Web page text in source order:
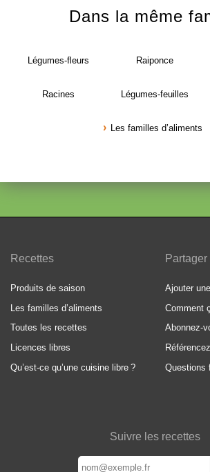
Dans la même
Légumes-fleurs Raiponce
Racines Légumes-feuilles
Les familles d’aliments
Recettes
Produits de saison
Les familles d’aliments
Toutes les recettes
Licences libres
Qu’est-ce qu’une cuisine libre ?
Partager
Ajouter
Comment
Abonnez-
Questions
Suivre les recettes